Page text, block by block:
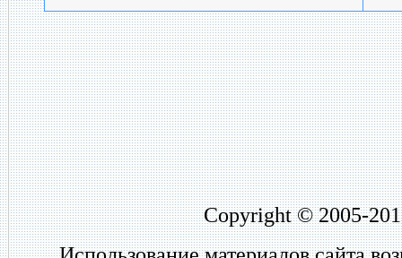
Copyright © 2005-